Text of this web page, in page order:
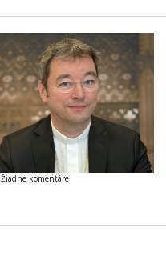
Žiadne komentáre